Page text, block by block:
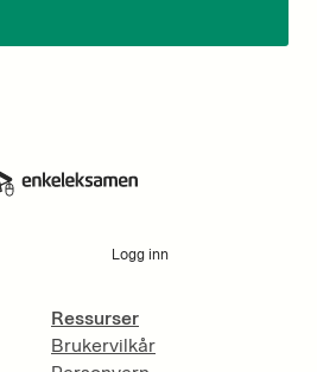
Logg inn
Ressurser
Brukervilkår